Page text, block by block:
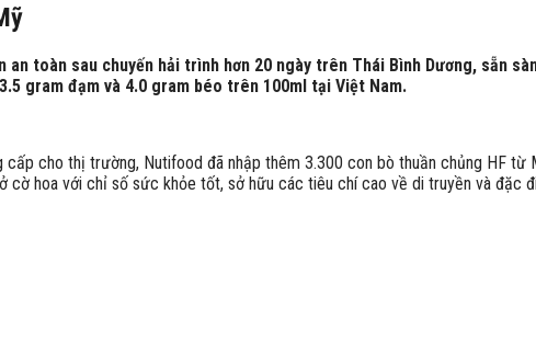
toàn sau chuyến hải trình hơn 20 ngày trên Thái Bình Dương, sẵn
gram đạm và 4.0 gram béo trên 100ml tại Việt Nam.
cho thị trường, Nutifood đã nhập thêm 3.300 con bò thuần chủng HF từ
hoa với chỉ số sức khỏe tốt, sở hữu các tiêu chí cao về di truyền và đặc